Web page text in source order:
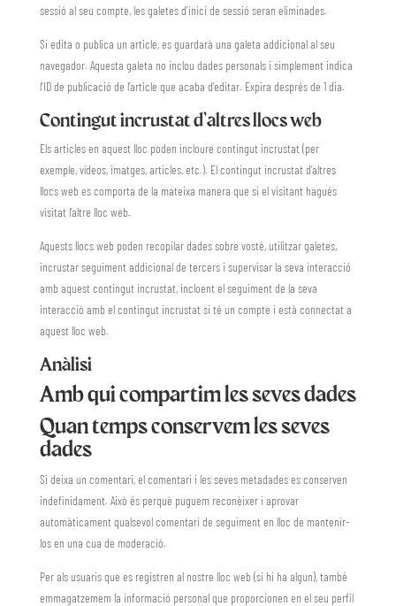
sessió al seu compte, les galetes d’inici de sessió seran eliminades.
Si edita o publica un article, es guardarà una galeta addicional al seu
navegador. Aquesta galeta no inclou dades personals i simplement indica
l’ID de publicació de l’article que acaba d’editar. Expira després de 1 dia.
Contingut incrustat d’altres llocs web
Els articles en aquest lloc poden incloure contingut incrustat (per
exemple, vídeos, imatges, articles, etc.). El contingut incrustat d’altres
llocs web es comporta de la mateixa manera que si el visitant hagués
visitat l’altre lloc web.
Aquests llocs web poden recopilar dades sobre vostè, utilitzar galetes,
incrustar seguiment addicional de tercers i supervisar la seva interacció
amb aquest contingut incrustat, incloent el seguiment de la seva
interacció amb el contingut incrustat si té un compte i està connectat a
aquest lloc web.
Anàlisi
Amb qui compartim les seves dades
Quan temps conservem les seves
dades
Si deixa un comentari, el comentari i les seves metadades es conserven
indefinidament. Això és perquè puguem reconèixer i aprovar
automàticament qualsevol comentari de seguiment en lloc de mantenir-
los en una cua de moderació.
Per als usuaris que es registren al nostre lloc web (si hi ha algun), també
emmagatzemem la informació personal que proporcionen en el seu perfil